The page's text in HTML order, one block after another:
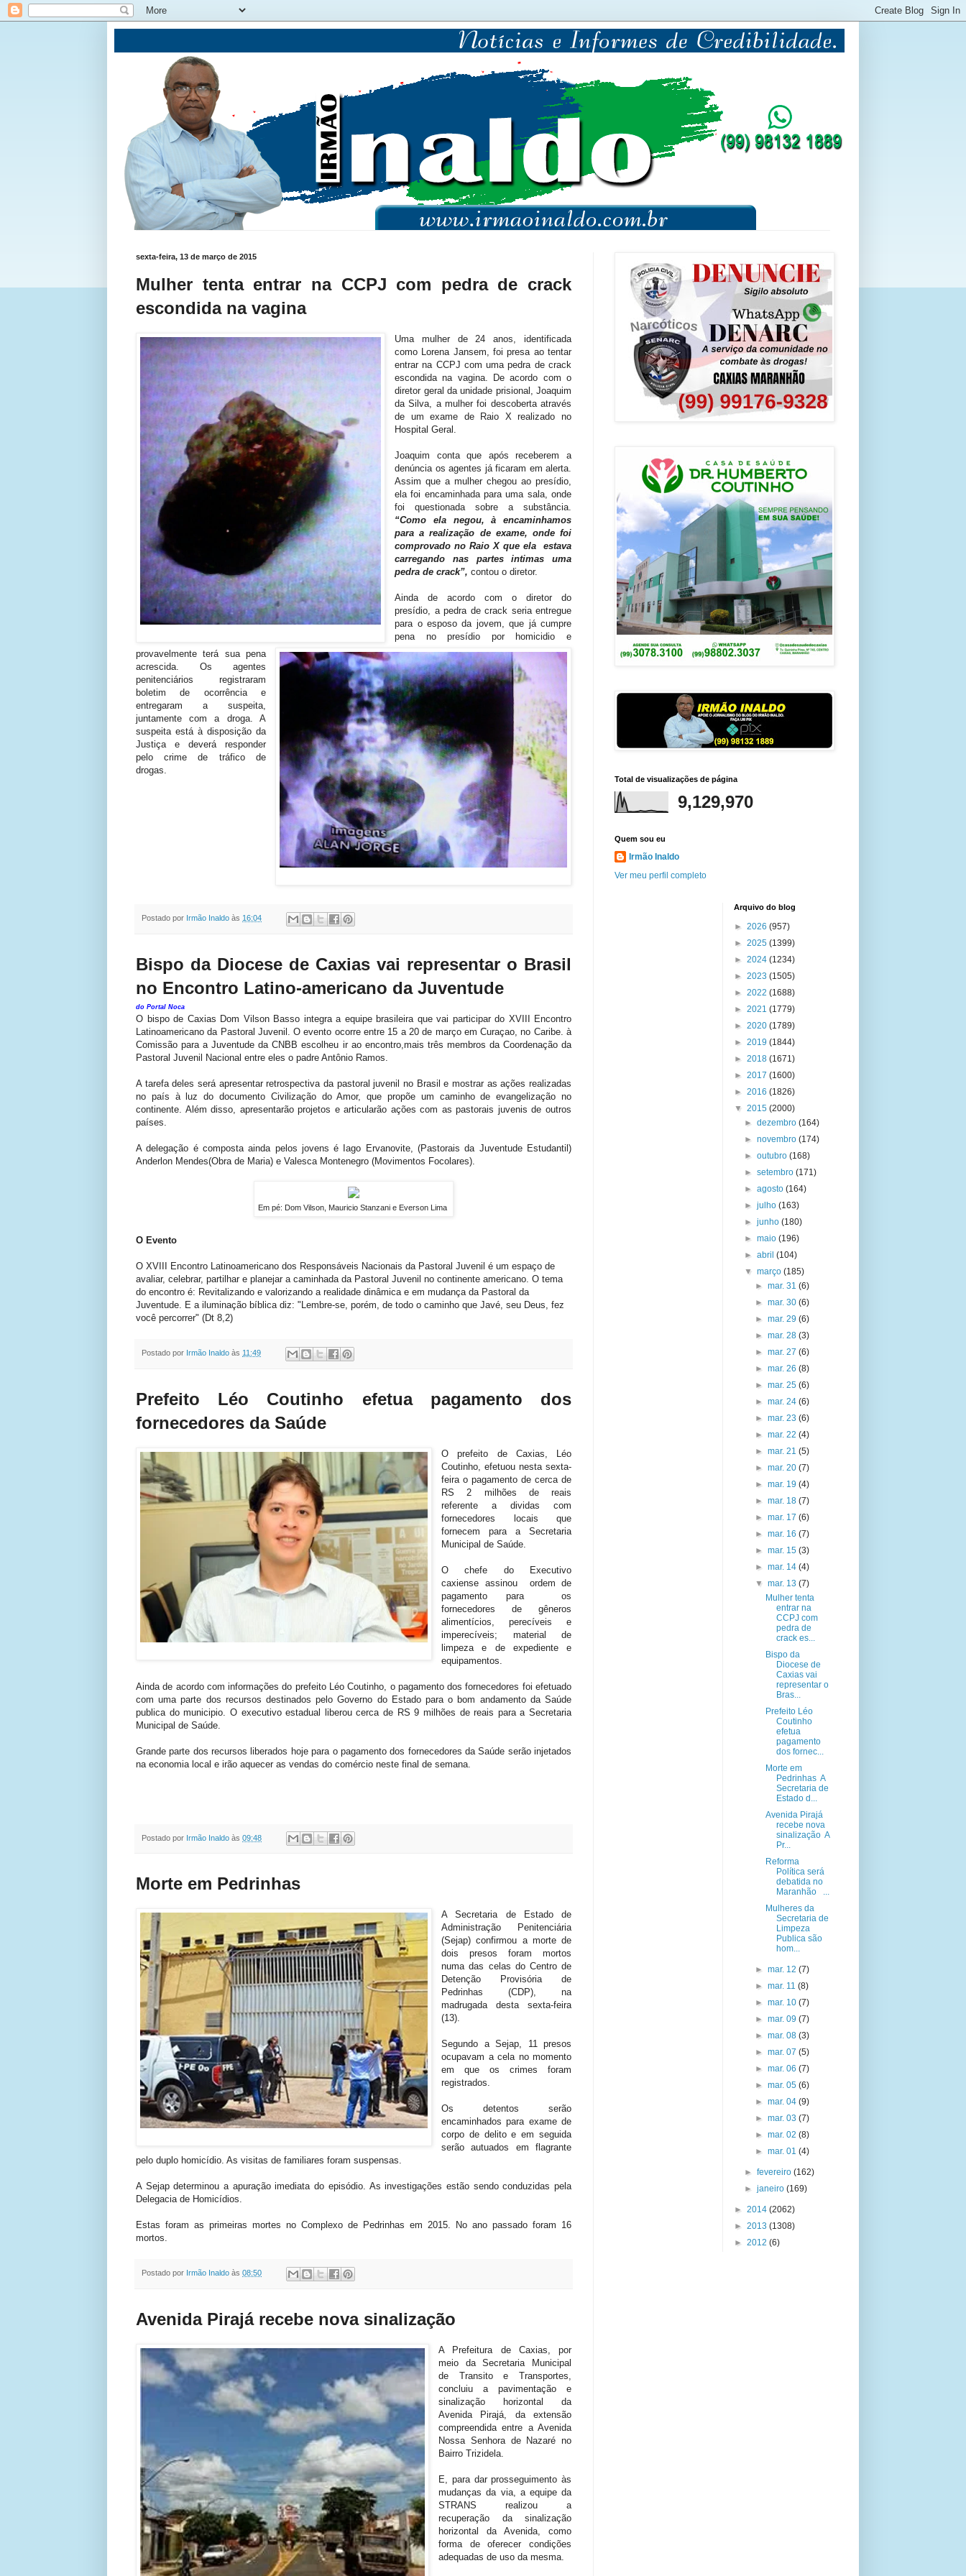
sexta-feira, 13 de março de 2015
Mulher tenta entrar na CCPJ com pedra de crack
escondida na vagina
Uma mulher de 24 anos, identificada
como Lorena Jansem, foi presa ao tentar
entrar na CCPJ com uma pedra de crack
escondida na vagina. De acordo com o
diretor geral da unidade prisional, Joaquim
da Silva, a mulher foi descoberta através
de um exame de Raio X realizado no
Hospital Geral.
Joaquim conta que após receberem a
denúncia os agentes já ficaram em alerta.
Assim que a mulher chegou ao presídio,
ela foi encaminhada para uma sala, onde
foi questionada sobre a substância.
“Como ela negou, à encaminhamos
para a realização de exame, onde foi
comprovado no Raio X que ela estava
carregando nas partes intimas uma
pedra de crack”,contou o diretor.
Ainda de acordo com o diretor do
presídio, a pedra de crack seria entregue
para o esposo da jovem, que já cumpre
pena no presídio por homicidio e
provavelmente terá sua pena
acrescida. Os agentes
penitenciários registraram
boletim de ocorrência e
entregaram a suspeita,
juntamente com a droga. A
suspeita está à disposição da
Justiça e deverá responder
pelo crime de tráfico de
drogas.
Postado por Irmão Inaldo às 16:04
Bispo da Diocese de Caxias vai representar o Brasil
no Encontro Latino-americano da Juventude
do Portal Noca
O bispo de Caxias Dom Vilson Basso integra a equipe brasileira que vai participar do XVIII Encontro
Latinoamericano da Pastoral Juvenil. O evento ocorre entre 15 a 20 de março em Curaçao, no Caribe. à
Comissão para a Juventude da CNBB escolheu ir ao encontro,mais três membros da Coordenação da
Pastoral Juvenil Nacional entre eles o padre Antônio Ramos.
A tarefa deles será apresentar retrospectiva da pastoral juvenil no Brasil e mostrar as ações realizadas
no país à luz do documento Civilização do Amor, que propõe um caminho de evangelização no
continente. Além disso, apresentarão projetos e articularão ações com as pastorais juvenis de outros
países.
A delegação é composta ainda pelos jovens é Iago Ervanovite, (Pastorais da Juventude Estudantil)
Anderlon Mendes(Obra de Maria) e Valesca Montenegro (Movimentos Focolares).
Em pé: Dom Vilson, Mauricio Stanzani e Everson Lima
O Evento
O XVIII Encontro Latinoamericano dos Responsáveis Nacionais da Pastoral Juvenil é um espaço de
avaliar, celebrar, partilhar e planejar a caminhada da Pastoral Juvenil no continente americano. O tema
do encontro é: Revitalizando e valorizando a realidade dinâmica e em mudança da Pastoral da
Juventude. E a iluminação bíblica diz: "Lembre-se, porém, de todo o caminho que Javé, seu Deus, fez
você percorrer" (Dt 8,2)
Postado por Irmão Inaldo às 11:49
Prefeito Léo Coutinho efetua pagamento dos
fornecedores da Saúde
O prefeito de Caxias, Léo
Coutinho, efetuou nesta sexta-
feira o pagamento de cerca de
RS 2 milhões de reais
referente a dividas com
fornecedores locais que
fornecem para a Secretaria
Municipal de Saúde.
O chefe do Executivo
caxiense assinou ordem de
pagamento para os
fornecedores de gêneros
alimentícios, perecíveis e
imperecíveis; material de
limpeza e de expediente e
equipamentos.
Ainda de acordo com informações do prefeito Léo Coutinho, o pagamento dos fornecedores foi efetuado
com uma parte dos recursos destinados pelo Governo do Estado para o bom andamento da Saúde
publica do municipio. O executivo estadual liberou cerca de RS 9 milhões de reais para a Secretaria
Municipal de Saúde.
Grande parte dos recursos liberados hoje para o pagamento dos fornecedores da Saúde serão injetados
na economia local e irão aquecer as vendas do comércio neste final de semana.
Postado por Irmão Inaldo às 09:48
Morte em Pedrinhas
A Secretaria de Estado de
Administração Penitenciária
(Sejap) confirmou a morte de
dois presos foram mortos
numa das celas do Centro de
Detenção Provisória de
Pedrinhas (CDP), na
madrugada desta sexta-feira
(13).
Segundo a Sejap, 11 presos
ocupavam a cela no momento
em que os crimes foram
registrados.
Os detentos serão
encaminhados para exame de
corpo de delito e em seguida
serão autuados em flagrante
pelo duplo homicídio. As visitas de familiares foram suspensas.
A Sejap determinou a apuração imediata do episódio. As investigações estão sendo conduzidas pela
Delegacia de Homicídios.
Estas foram as primeiras mortes no Complexo de Pedrinhas em 2015. No ano passado foram 16
mortos.
Postado por Irmão Inaldo às 08:50
Avenida Pirajá recebe nova sinalização
A Prefeitura de Caxias, por
meio da Secretaria Municipal
de Transito e Transportes,
concluiu a pavimentação e
sinalização horizontal da
Avenida Pirajá, da extensão
compreendida entre a Avenida
Nossa Senhora de Nazaré no
Bairro Trizidela.
E, para dar prosseguimento às
mudanças da via, a equipe da
STRANS realizou a
recuperação da sinalização
horizontal da Avenida, como
forma de oferecer condições
adequadas de uso da mesma.
Total de visualizações de página
9,129,970
Quem sou eu
Irmão Inaldo
Ver meu perfil completo
Arquivo do blog
► 2026 (957)
► 2025 (1399)
► 2024 (1234)
► 2023 (1505)
► 2022 (1688)
► 2021 (1779)
► 2020 (1789)
► 2019 (1844)
► 2018 (1671)
► 2017 (1600)
► 2016 (1826)
▼ 2015 (2000)
►dezembro(164)
►novembro(174)
►outubro(168)
►setembro(171)
►agosto(164)
►julho(163)
►junho(180)
►maio(196)
►abril(104)
▼março(185)
► mar. 31 (6)
► mar. 30 (6)
► mar. 29 (6)
► mar. 28 (3)
► mar. 27 (6)
► mar. 26 (8)
► mar. 25 (6)
► mar. 24 (6)
► mar. 23 (6)
► mar. 22 (4)
► mar. 21 (5)
► mar. 20 (7)
► mar. 19 (4)
► mar. 18 (7)
► mar. 17 (6)
► mar. 16 (7)
► mar. 15 (3)
► mar. 14 (4)
▼ mar. 13 (7)
Mulher tenta
entrar na
CCPJ com
pedra de
crack es...
Bispo da
Diocese de
Caxias vai
representar o
Bras...
Prefeito Léo
Coutinho
efetua
pagamento
dos fornec...
Morte em
Pedrinhas A
Secretaria de
Estado d...
Avenida Pirajá
recebe nova
sinalização A
Pr...
Reforma
Política será
debatida no
Maranhão ...
Mulheres da
Secretaria de
Limpeza
Publica são
hom...
► mar. 12 (7)
► mar. 11 (8)
► mar. 10 (7)
► mar. 09 (7)
► mar. 08 (3)
► mar. 07 (5)
► mar. 06 (7)
► mar. 05 (6)
► mar. 04 (9)
► mar. 03 (7)
► mar. 02 (8)
► mar. 01 (4)
►fevereiro(162)
►janeiro(169)
► 2014 (2062)
► 2013 (1308)
► 2012 (6)